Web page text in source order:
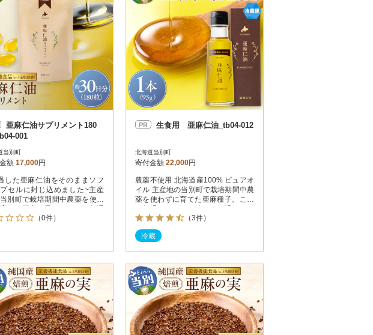
その他 解除
さとふる限定のお礼品
定期便
さとふるアプリdeワンストップ申請
対象
結果を見る（21 件）
レビュー評価順
寄付金額が高い順
寄付金額が低い順
001
当別町
額 17,000円
した亜麻仁油をそのままソフ
プセルに封じ込めました~主産
別町で栽培期間中農薬を使わ
、ろ過した亜麻仁油をそのま
（0件）
PR 生食用 亜麻仁油_tb04-012
北海道当別町
寄付金額 22,000円
農薬不使用 北海道産100% ピュアオ
イル 主産地の当別町で栽培期間中農
薬を使わずに育てた亜麻種子。これ
けの亜麻仁油です。
（3件）
冷蔵